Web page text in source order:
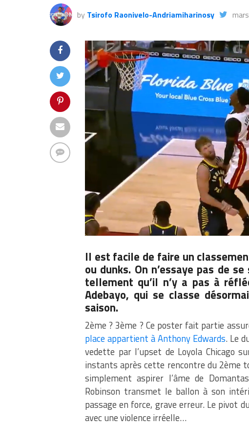
by Tsirofo Raonivelo-Andriamiharinosy
Il est facile de faire un
ou dunks. On n’essaye pas de
tellement qu’il n’y a pas à
Adebayo, qui se classe
saison.
2ème ? 3ème ? Ce poster fait partie
place appartient à Anthony Edwards. Le
vedette par l’upset de Loyola Chicago
instants après cette rencontre du 2ème
simplement aspirer l’âme de
Robinson transmet le ballon à son
passage en force, grave erreur. Le pivot
avec une violence irréelle…